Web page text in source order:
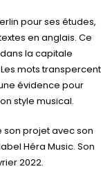
pour ses études,
en anglais. Ce
dans la capitale
mots transpercent
évidence pour
style musical.
son projet avec son
Héra Music. Son
2022.